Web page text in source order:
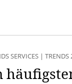
SERVICES | TRENDS